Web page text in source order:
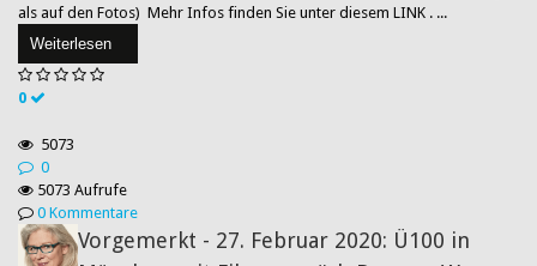
als auf den Fotos) Mehr Infos finden Sie unter diesem LINK . ...
Weiterlesen
0
5073
0
5073 Aufrufe
0 Kommentare
Vorgemerkt - 27. Februar 2020: Ü100 in